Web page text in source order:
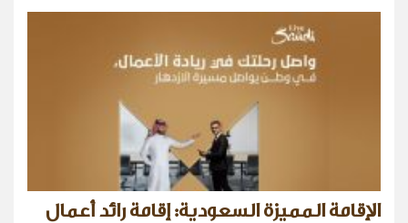
الإقامة المميزة السعودية: إقامة رائد أعمال